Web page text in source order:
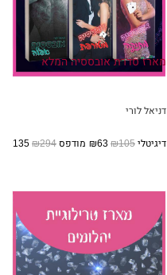
מארז סדרת אובססיה המלא
דניאל לורי
דיגיטלי₪105 מודפס₪294